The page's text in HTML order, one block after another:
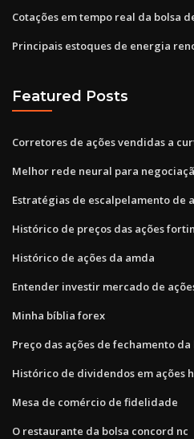
Cotações em tempo real da bolsa
Principais estoques de energia
Featured Posts
Corretores de ações vendidas a
Melhor rede neural para
Estratégias de escalpelamento de
Histórico de preços das ações
Histórico de ações da amda
Entender investir mercado de
Minha bíblia forex
Preço das ações de fechamento
Histórico de dividendos em ações
Mesa de comércio de fidelidade
O restaurante da bolsa concord nc